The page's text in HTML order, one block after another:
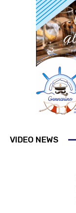
VIDEO NEWS